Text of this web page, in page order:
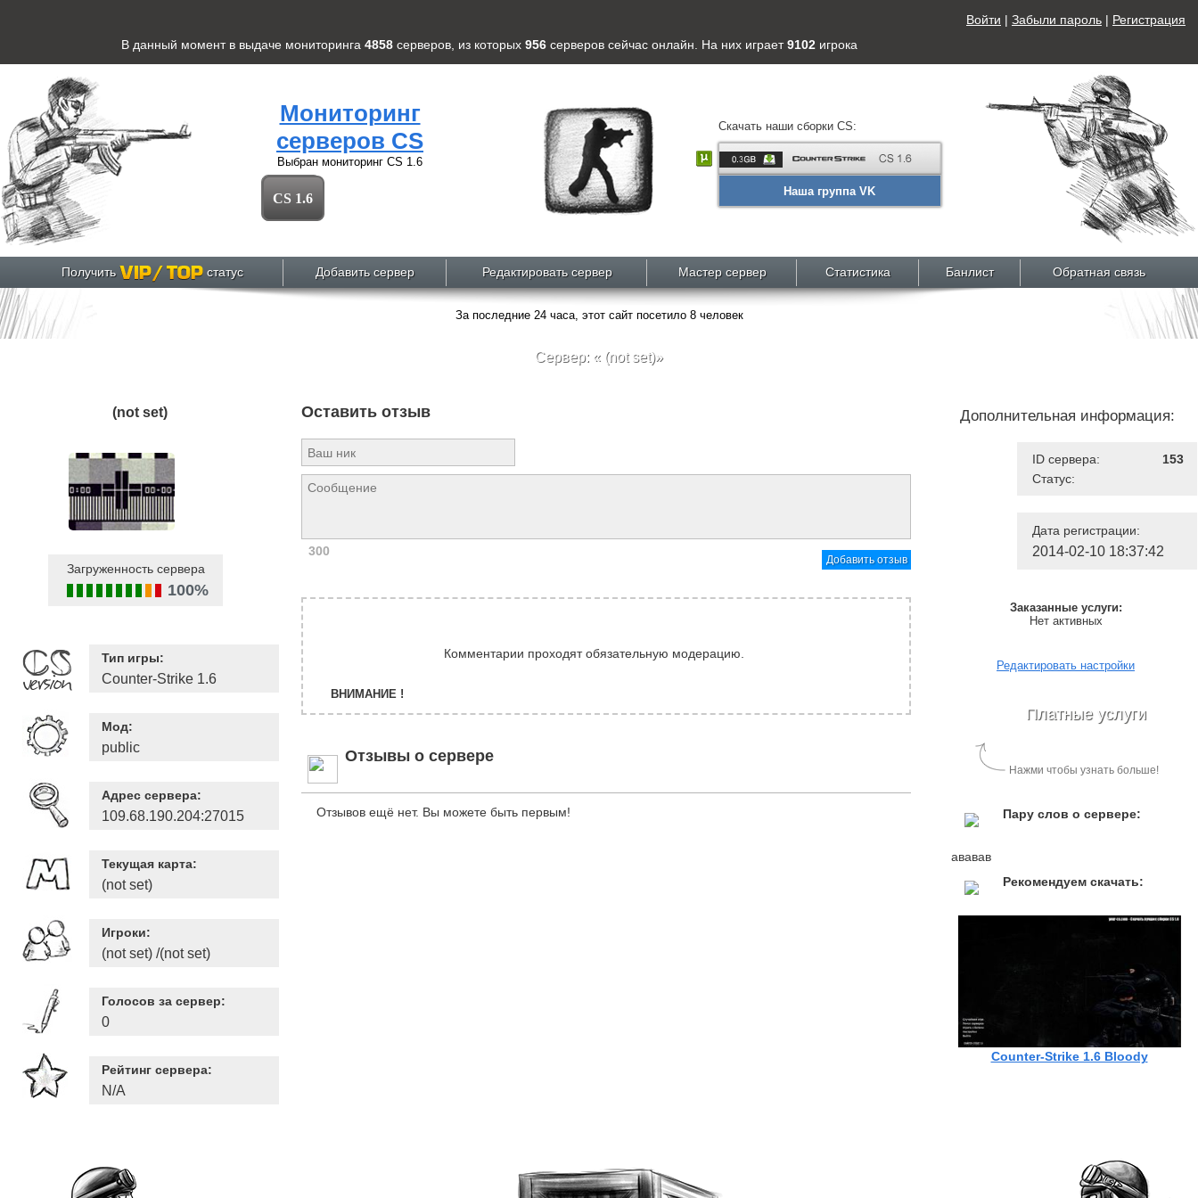
Войти | Забыли пароль | Регистрация
В данный момент в выдаче мониторинга 4858 серверов , из которых 956 серверов сейчас онлайн. На них играет9102 игрока
Мониторинг
серверов CS
Выбран мониторинг CS 1.6
CS 1.6
Скачать наши сборки CS:
Наша группа VK
Получить статус Добавить сервер Редактировать сервер Мастер сервер Статистика Банлист Обратная связь
За последние 24 часа, этот сайт посетило 8 человек
Сервер: « (not set)»
(not set)
Загруженность сервера
100%
Тип игры:
Counter-Strike 1.6
Мод:
public
Адрес сервера:
109.68.190.204:27015
Текущая карта:
(not set)
Игроки:
(not set) /(not set)
Голосов за сервер:
0
Рейтинг сервера:
N/A
Оставить отзыв
300
Добавить отзыв
ВНИМАНИЕ !
Комментарии проходят обязательную модерацию.
Отзывы о сервере
Отзывов ещё нет. Вы можете быть первым!
Дополнительная информация:
ID сервера:
153
Статус:
Дата регистрации:
2014-02-10 18:37:42
Заказанные услуги:
Нет активных
Редактировать настройки
Платные услуги
Нажми чтобы узнать больше!
Пару слов о сервере:
ававав
Рекомендуем скачать:
Counter-Strike 1.6 Bloody